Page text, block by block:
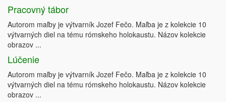
Pracovný tábor
Autorom maľby je výtvarník Jozef Fečo. Maľba je z kolekcie 10
výtvarných diel na tému rómskeho holokaustu. Názov kolekcie
obrazov ...
Lúčenie
Autorom maľby je výtvarník Jozef Fečo. Maľba je z kolekcie 10
výtvarných diel na tému rómskeho holokaustu. Názov kolekcie
obrazov ...